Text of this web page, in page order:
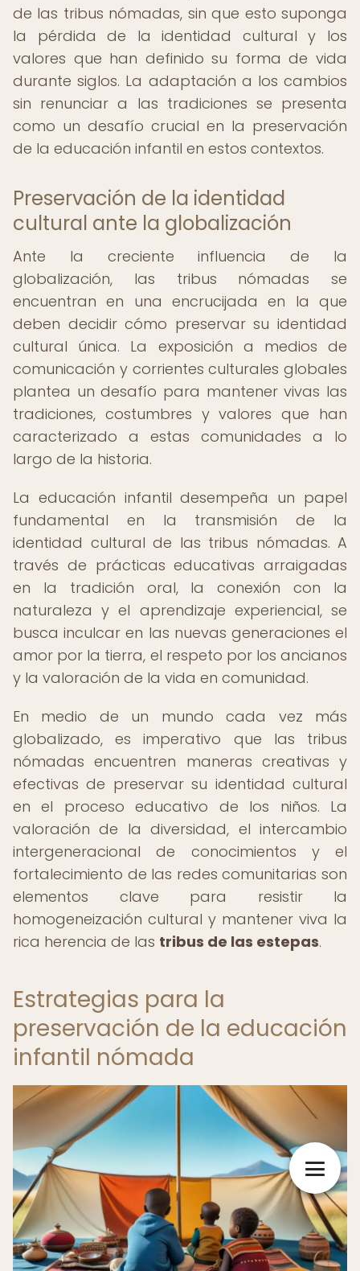
de las tribus nómadas, sin que esto suponga
la pérdida de la identidad cultural y los
valores que han definido su forma de vida
durante siglos. La adaptación a los cambios
sin renunciar a las tradiciones se presenta
como un desafío crucial en la preservación
de la educación infantil en estos contextos.
Preservación de la identidad
cultural ante la globalización
Ante la creciente influencia de la
globalización, las tribus nómadas se
encuentran en una encrucijada en la que
deben decidir cómo preservar su identidad
cultural única. La exposición a medios de
comunicación y corrientes culturales globales
plantea un desafío para mantener vivas las
tradiciones, costumbres y valores que han
caracterizado a estas comunidades a lo
largo de la historia.
La educación infantil desempeña un papel
fundamental en la transmisión de la
identidad cultural de las tribus nómadas. A
través de prácticas educativas arraigadas
en la tradición oral, la conexión con la
naturaleza y el aprendizaje experiencial, se
busca inculcar en las nuevas generaciones el
amor por la tierra, el respeto por los ancianos
y la valoración de la vida en comunidad.
En medio de un mundo cada vez más
globalizado, es imperativo que las tribus
nómadas encuentren maneras creativas y
efectivas de preservar su identidad cultural
en el proceso educativo de los niños. La
valoración de la diversidad, el intercambio
intergeneracional de conocimientos y el
fortalecimiento de las redes comunitarias son
elementos clave para resistir la
homogeneización cultural y mantener viva la
rica herencia de las tribus de las estepas.
Estrategias para la
preservación de la educación
infantil nómada